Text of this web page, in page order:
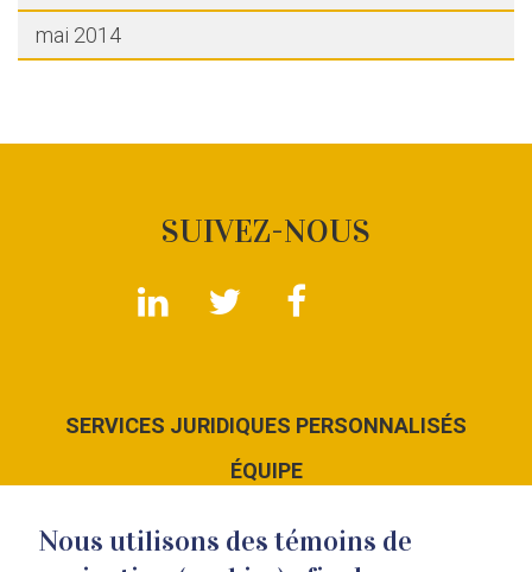
mai 2014
SUIVEZ-NOUS
SERVICES JURIDIQUES PERSONNALISÉS
ÉQUIPE
NOUS JOINDRE
Nous utilisons des témoins de